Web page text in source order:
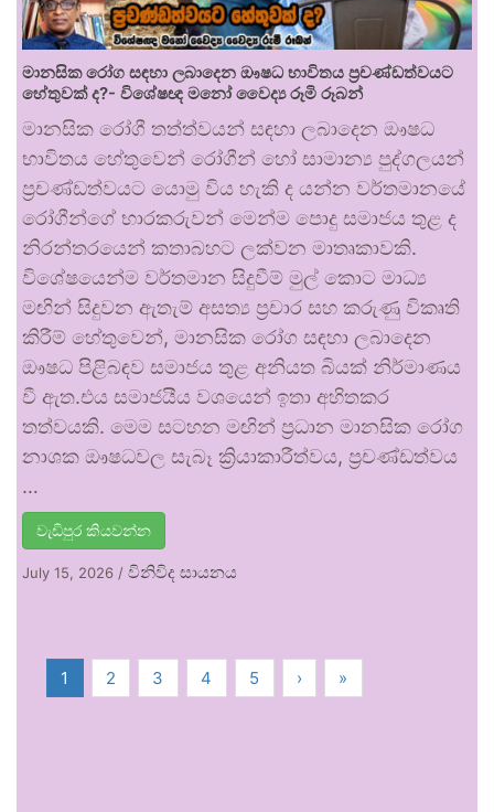
මානසික රෝග සඳහා ලබාදෙන ඖෂධ භාවිතය ප්‍රචණ්ඩත්වයට
හේතුවක් ද?- විශේෂඥ මනෝ වෛද්‍ය රූමි රූබන්
මානසික රෝගී තත්ත්වයන් සඳහා ලබාදෙන ඖෂධ
භාවිතය හේතුවෙන් රෝගීන් හෝ සාමාන්‍ය පුද්ගලයන්
ප්‍රචණ්ඩත්වයට යොමු විය හැකි ද යන්න වර්තමානයේ
රෝගීන්ගේ භාරකරුවන් මෙන්ම පොදු සමාජය තුළ ද
නිරන්තරයෙන් කතාබහට ලක්වන මාතෘකාවකි.
විශේෂයෙන්ම වර්තමාන සිදුවීම් මුල් කොට මාධ්‍ය
මඟින් සිදුවන ඇතැම් අසත්‍ය ප්‍රචාර සහ කරුණු විකෘති
කිරීම් හේතුවෙන්, මානසික රෝග සඳහා ලබාදෙන
ඖෂධ පිළිබඳව සමාජය තුළ අනියත බියක් නිර්මාණය
වී ඇත.එය සමාජයීය වශයෙන් ඉතා අහිතකර
තත්වයකි. මෙම සටහන මඟින් ප්‍රධාන මානසික රෝග
නාශක ඖෂධවල සැබෑ ක්‍රියාකාරීත්වය, ප්‍රචණ්ඩත්වය
…
වැඩිපුර කියවන්න
July 15, 2026 / විනිවිද සායනය
1 2 3 4 5 › »